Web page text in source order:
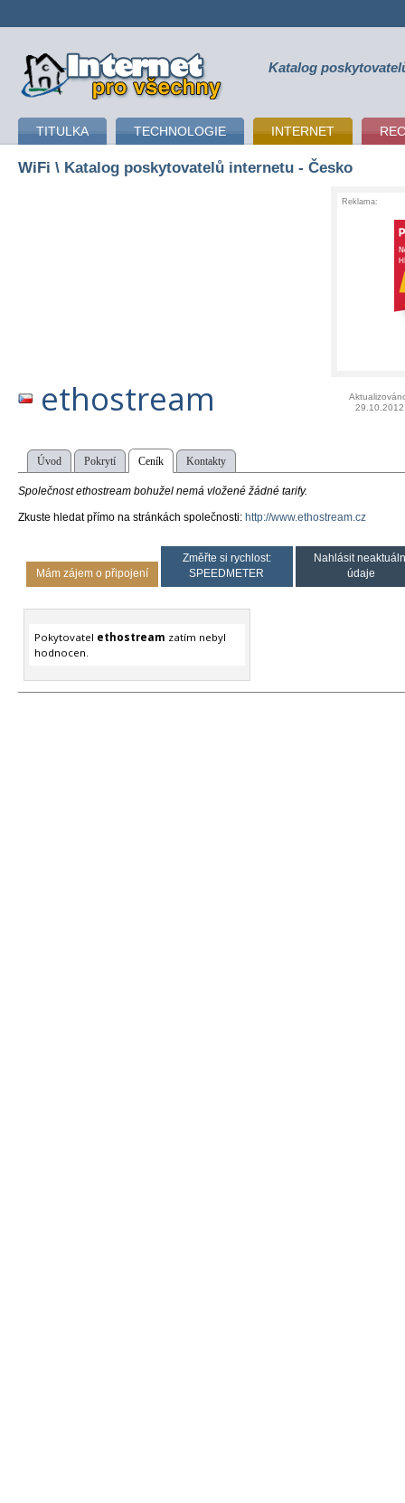
připojení k internetu Katalog
TITULKA TECHNOLOGIE INTERNET
WiFi \ Katalog poskytovatelů internetu - Česko
Reklama:
ethostream
29.10.2012
Úvod Pokrytí Ceník Kontakty
Společnost ethostream bohužel nemá vložené žádné tarify.
Zkuste hledat přímo na stránkách společnosti: http://www.ethostream.cz
Mám zájem o připojení
Změřte si rychlost:
SPEEDMETER
Nahlásit
údaje
Pokytovatel ethostream zatím nebyl
hodnocen.